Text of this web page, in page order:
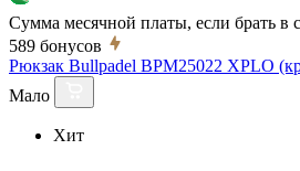
Сумма месячной платы, если брать в
589 бонусов
Рюкзак Bullpadel BPM25022 XPLO
Мало
Хит